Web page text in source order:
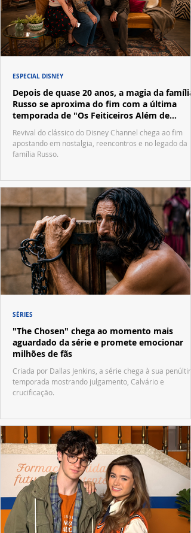
Depois de quase 20 anos, a magia da família
Russo se aproxima do fim com a última
temporada de "Os Feiticeiros Além de
Revival do clássico do Disney Channel chega ao fim
apostando em nostalgia, reencontros e no legado da
família Russo.
ESPECIAL DISNEY
"The Chosen" chega ao momento mais
aguardado da série e promete emocionar
milhões de fãs
Criada por Dallas Jenkins, a série chega à sua
temporada mostrando julgamento, Calvário e
crucificação.
SÉRIES